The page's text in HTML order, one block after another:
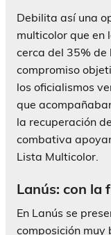
Debilita así una
multicolor que en
cerca del 35% de
compromiso
los oficialismos
que
la recuperación
combativa
Lista Multicolor.
Lanús: con la
En Lanús se
composición muy